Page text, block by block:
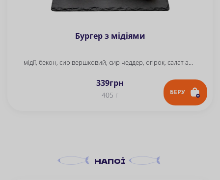
Бургер з мідіями
мідії, бекон, сир вершковий, сир чеддер, огірок, салат айсберг, унагі соус, спайсі соус, сухарі панко, кляр, рис, норі
339грн
405 г БЕРУ
НАПОЇ